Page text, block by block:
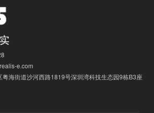
e.com
粤海街道沙河西路1819号深圳湾科技生态园9栋B3座